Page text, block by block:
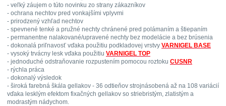
- veľký záujem o túto novinku zo strany zákazníkov
- ochrana nechtov pred vonkajšími vplyvmi
- prirodzený vzhľad nechtov
- spevnené tenké a pružné nechty chránené pred polámaním a štiepaním
- permanentne nalakované/upravené nechty bez modelácie a bez brúsenia
- dokonalá priľnavosť vďaka použitiu podkladovej vrstvy VARNIGEL BASE
- vysoký trvácny lesk vďaka použitiu VARNIGEL TOP
- jednoduché odstraňovanie rozpustením pomocou roztoku CUSNR
- rýchla práca
- dokonalý výsledok
- široká farebná škála gellakov - 36 odtieňov strojnásobená až na 108 variácií
vďaka lesklým efektom fixačných gellakov so striebristým, zlatistým a
modrastým nádychom.